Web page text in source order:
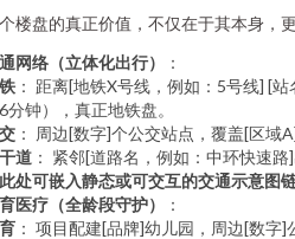
楼盘的真正价值，不仅在于其本身，更
网络（立体化出行）
：
： 距离[地铁X号线，例如：5号线] [
分钟），真正地铁盘。
： 周边[数字]个公交站点，覆盖[区域
道 ： 紧邻[道路名，例如：中环快速
处可嵌入静态或可交互的交通示意图链
医疗（全龄段守护）
：
： 项目配建[品牌]幼儿园，周边[数